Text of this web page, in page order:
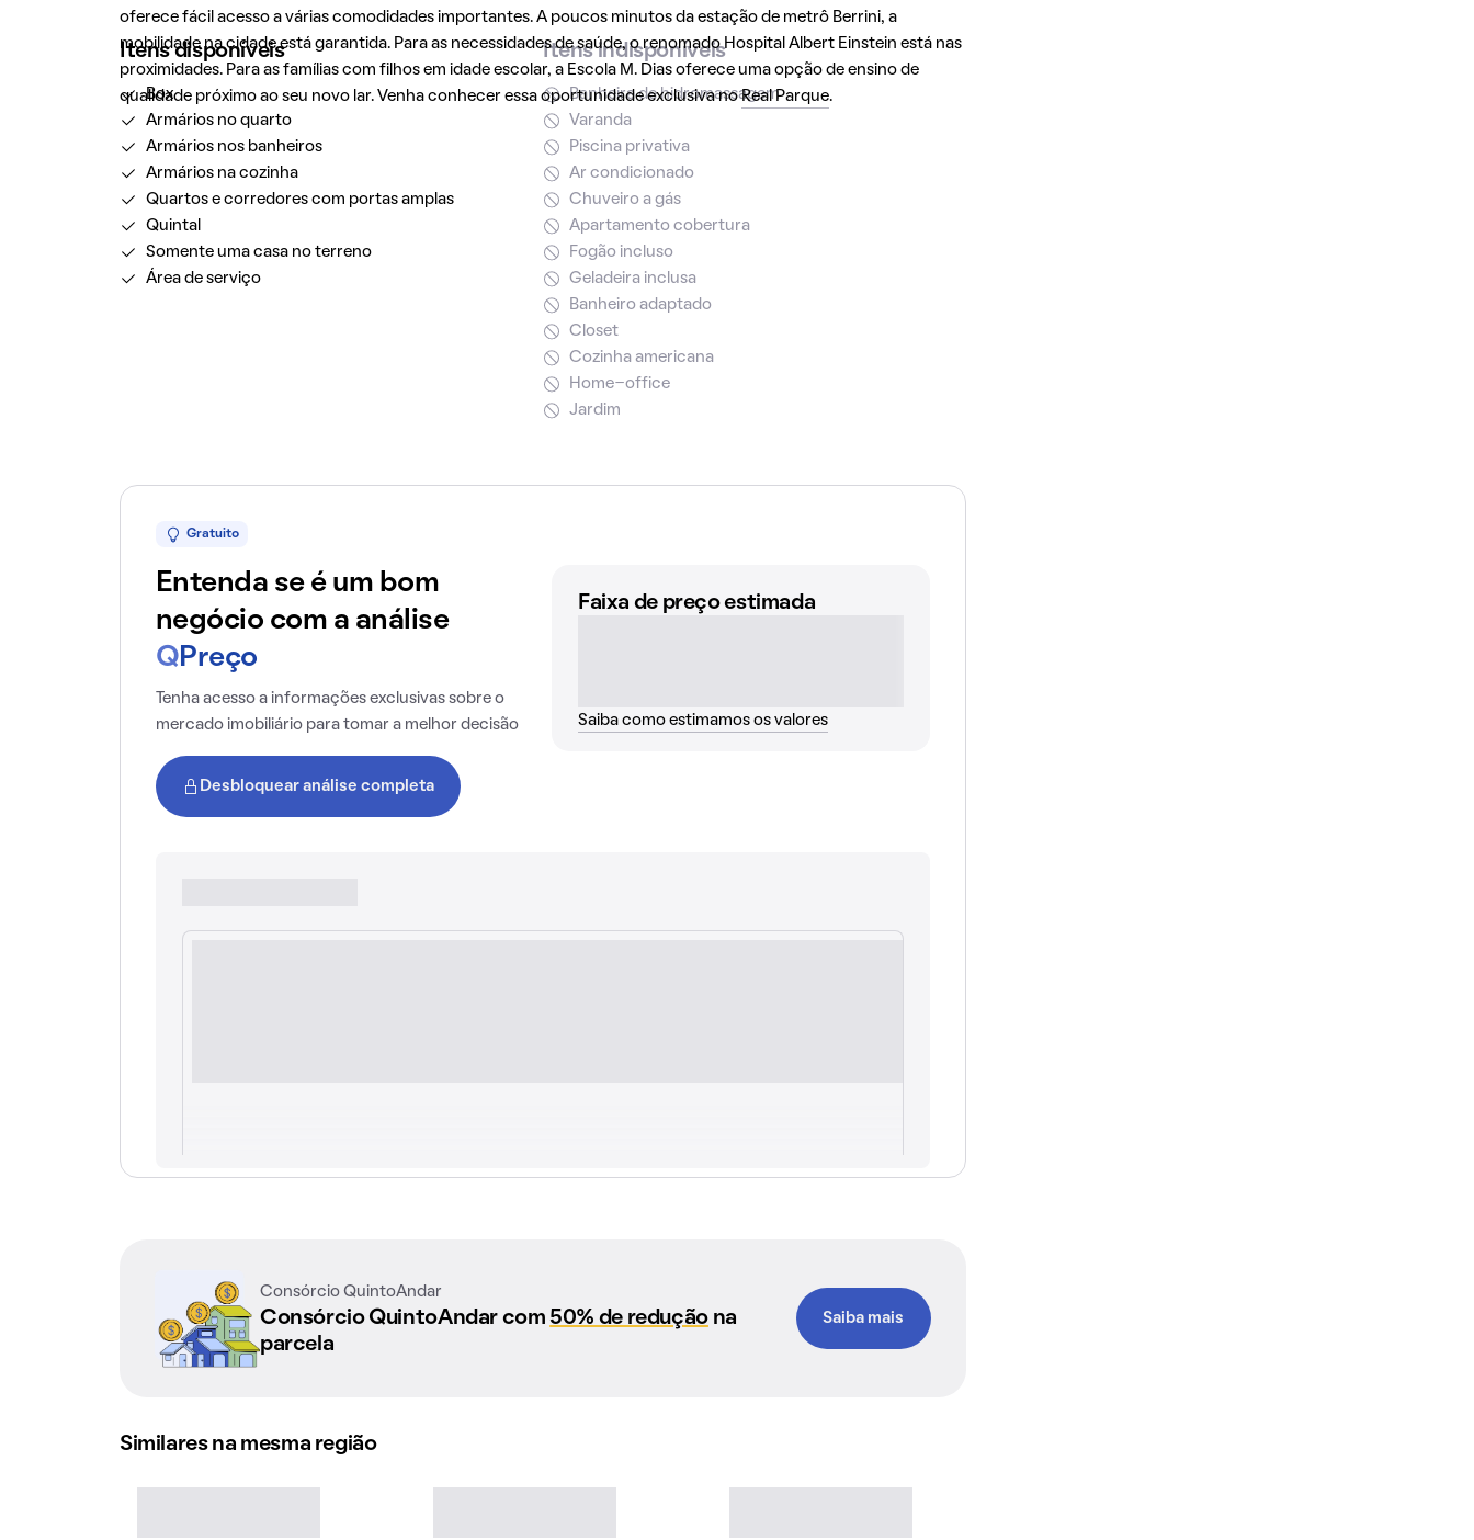
oferece fácil acesso a várias comodidades importantes. A poucos minutos da estação de metrô Berrini, a
mobilidade na cidade está garantida. Para as necessidades de saúde, o renomado Hospital Albert Einstein está nas
proximidades. Para as famílias com filhos em idade escolar, a Escola M. Dias oferece uma opção de ensino de
qualidade próximo ao seu novo lar. Venha conhecer essa oportunidade exclusiva noReal Parque.
Itens disponíveis
Box
Armários no quarto
Armários nos banheiros
Armários na cozinha
Quartos e corredores com portas amplas
Quintal
Somente uma casa no terreno
Área de serviço
Itens indisponíveis
Banheira de hidromassagem
Varanda
Piscina privativa
Ar condicionado
Chuveiro a gás
Apartamento cobertura
Fogão incluso
Geladeira inclusa
Banheiro adaptado
Closet
Cozinha americana
Home-office
Jardim
Gratuito
Entenda se é um bom
negócio com a análise
Q Preço
Tenha acesso a informações exclusivas sobre o
mercado imobiliário para tomar a melhor decisão
Desbloquear análise completa
Faixa de preço estimada
Saiba como estimamos os valores
Consórcio QuintoAndar
Consórcio QuintoAndar com 50% de reduçãona
parcela
Saiba mais
Similares na mesma região